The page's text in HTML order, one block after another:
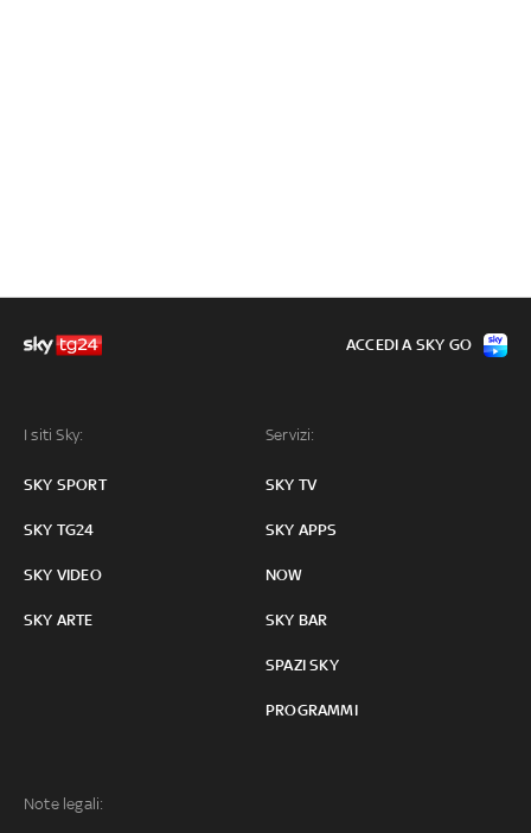
I siti Sky:
SKY SPORT
SKY TG24
SKY VIDEO
SKY ARTE
Servizi:
SKY TV
SKY APPS
NOW
SKY BAR
SPAZI SKY
PROGRAMMI
Note legali:
ACCEDI A SKY GO